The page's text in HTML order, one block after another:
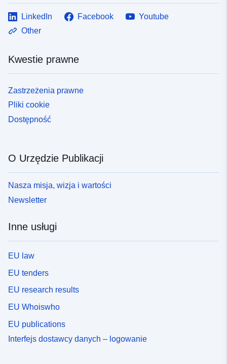
LinkedIn Facebook
Youtube
Other
Kwestie prawne
Zastrzeżenia prawne
Pliki cookie
Dostępność
O Urzędzie Publikacji
Nasza misja, wizja i wartości
Newsletter
Inne usługi
EU law
EU tenders
EU research results
EU Whoiswho
EU publications
Interfejs dostawcy danych – logowanie